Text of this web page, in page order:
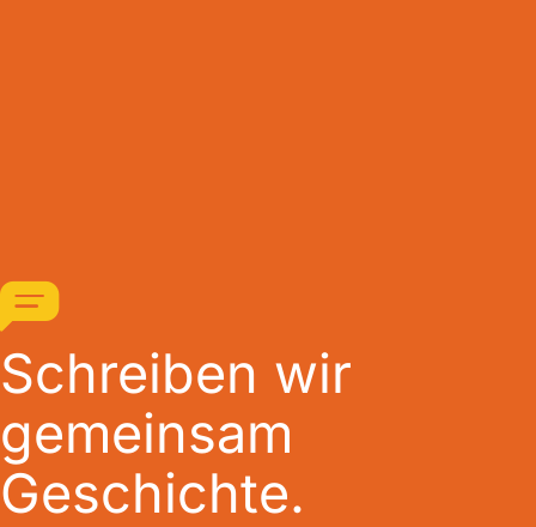
Schreiben wir
gemeinsam
Geschichte.